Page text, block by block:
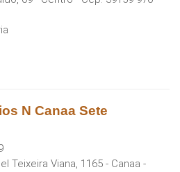
N Canaa Sete
Teixeira Viana, 1165 - Canaa -